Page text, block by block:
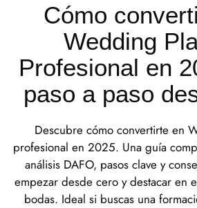
Cómo
Wedding
Profesional en
paso a paso
Descubre cómo convertirte en
profesional en 2025. Una guía
análisis DAFO, pasos clave y
empezar desde cero y destacar en
bodas. Ideal si buscas una